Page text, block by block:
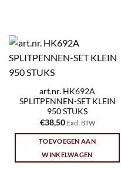
art.nr. HK692A
SPLITPENNEN-SET KLEIN
950 STUKS
€38,50 Excl. BTW
TOEVOEGEN AAN
WINKELWAGEN